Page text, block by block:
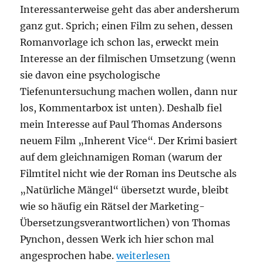
Interessanterweise geht das aber andersherum
ganz gut. Sprich; einen Film zu sehen, dessen
Romanvorlage ich schon las, erweckt mein
Interesse an der filmischen Umsetzung (wenn
sie davon eine psychologische
Tiefenuntersuchung machen wollen, dann nur
los, Kommentarbox ist unten). Deshalb fiel
mein Interesse auf Paul Thomas Andersons
neuem Film „Inherent Vice“. Der Krimi basiert
auf dem gleichnamigen Roman (warum der
Filmtitel nicht wie der Roman ins Deutsche als
„Natürliche Mängel“ übersetzt wurde, bleibt
wie so häufig ein Rätsel der Marketing-
Übersetzungsverantwortlichen) von Thomas
Pynchon, dessen Werk ich hier schon mal
angesprochen habe.„Inherent Vice“
weiterlesen